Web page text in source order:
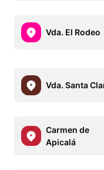
Vda. El Rodeo
Vda. Santa
Carmen de
Apicalá